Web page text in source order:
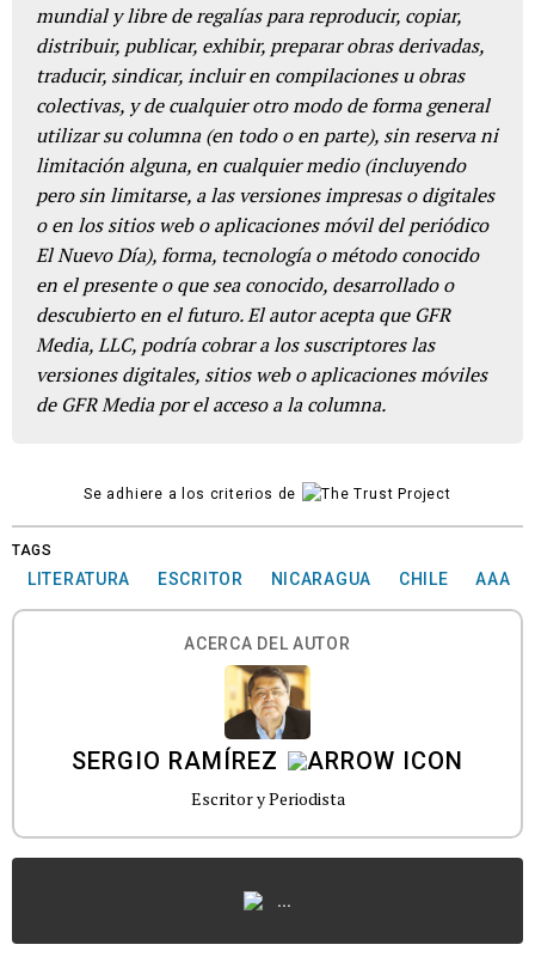
mundial y libre de regalías para reproducir, copiar,
distribuir, publicar, exhibir, preparar obras derivadas,
traducir, sindicar, incluir en compilaciones u obras
colectivas, y de cualquier otro modo de forma general
utilizar su columna (en todo o en parte), sin reserva ni
limitación alguna, en cualquier medio (incluyendo
pero sin limitarse, a las versiones impresas o digitales
o en los sitios web o aplicaciones móvil del periódico
El Nuevo Día), forma, tecnología o método conocido
en el presente o que sea conocido, desarrollado o
descubierto en el futuro. El autor acepta que GFR
Media, LLC, podría cobrar a los suscriptores las
versiones digitales, sitios web o aplicaciones móviles
de GFR Media por el acceso a la columna.
Se adhiere a los criterios de
TAGS
LITERATURA ESCRITOR NICARAGUA CHILE AAA
ACERCA DEL AUTOR
SERGIO RAMÍREZ
Escritor y Periodista
...